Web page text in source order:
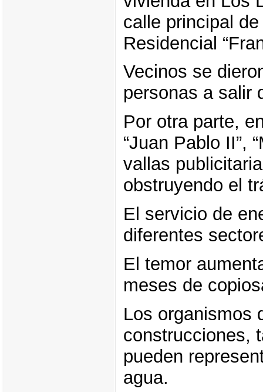
calle principal
Residencial
Vecinos se
personas a salir
Por otra parte,
“Juan Pablo II”,
vallas
obstruyendo el
El servicio de
diferentes
El temor
meses de
Los organismos
construcciones,
pueden
agua.